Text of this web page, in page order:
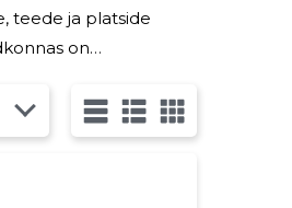
teede ja platside